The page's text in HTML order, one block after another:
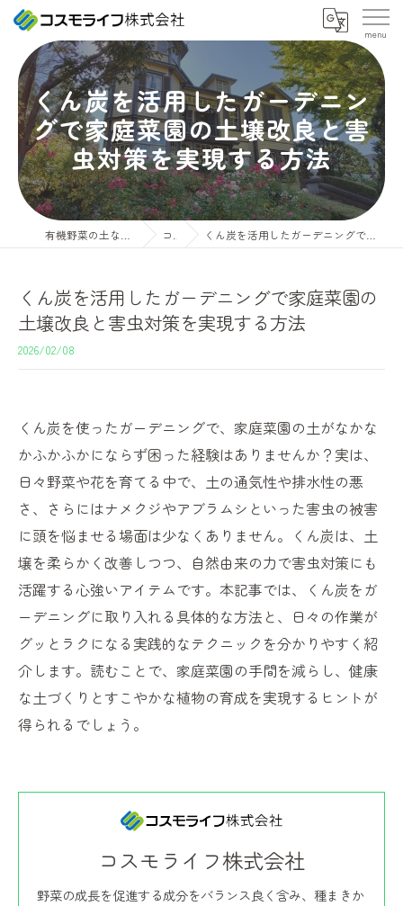
くん炭を活用したガーデニン
グで家庭菜園の土壌改良と害
虫対策を実現する方法
コラム くん炭を活用したガーデニングで家庭菜園の土壌改良と害虫対策を実現する方法
くん炭を活用したガーデニングで家庭菜園の
土壌改良と害虫対策を実現する方法
2026/02/08
くん炭を使ったガーデニングで、家庭菜園の土がなかな
かふかふかにならず困った経験はありませんか？実は、
日々野菜や花を育てる中で、土の通気性や排水性の悪
さ、さらにはナメクジやアブラムシといった害虫の被害
に頭を悩ませる場面は少なくありません。くん炭は、土
壌を柔らかく改善しつつ、自然由来の力で害虫対策にも
活躍する心強いアイテムです。本記事では、くん炭をガ
ーデニングに取り入れる具体的な方法と、日々の作業が
グッとラクになる実践的なテクニックを分かりやすく紹
介します。読むことで、家庭菜園の手間を減らし、健康
な土づくりとすこやかな植物の育成を実現するヒントが
得られるでしょう。
コスモライフ株式会社
野菜の成長を促進する成分をバランス良く含み、種まきか